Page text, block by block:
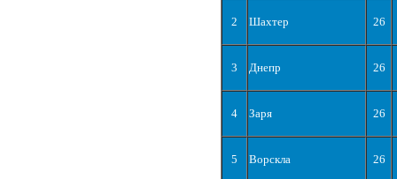
2 Шахтер 26
3 Днепр 26
4 Заря 26
5 Ворскла 26